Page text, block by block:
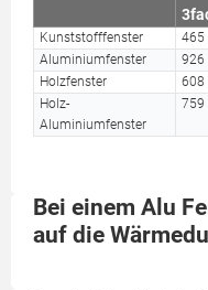
Kunststofffenster 465
Aluminiumfenster
926
Holzfenster
608
Holz-
Aluminiumfenster
759
Bei einem Alu
auf die